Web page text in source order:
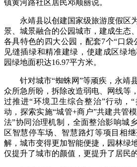
镇黄河路社区居民邓顺丽说。
永靖县以创建国家级旅游度假区
景、城景融合的公园城市，建成生态
各具特色的四大公园，配套7个“口袋
见缝插绿和精准建绿，使建成区绿
园绿地面积达16.97平方米。
针对城市“蜘蛛网”等顽疾，永靖
众所急所盼，拆除改造弱电、网线等
过推进“环境卫生综合整治”行动，
动，探索实施“城管+商户”共建共管
法”协同治理机制，全面整治影响城
区智慧停车场、智慧路灯等项目相
解，城市变得更加智能便捷，园林绿
仅提升了城市的颜值，更提升了居民